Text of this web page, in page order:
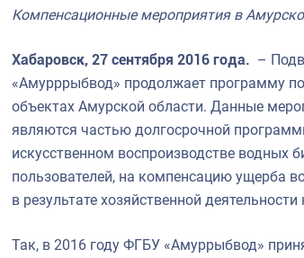
экспедиция
нравственных
и мире
Компенсационные мероприятия в
Хабаровск, 27 сентября 2016 года. –
«Амурррыбвод» продолжает программу
объектах Амурской области. Данные
являются частью долгосрочной
искусственном воспроизводстве водных
пользователей, на компенсацию ущерба
в результате хозяйственной
Так, в 2016 году ФГБУ «Амуррыбвод»